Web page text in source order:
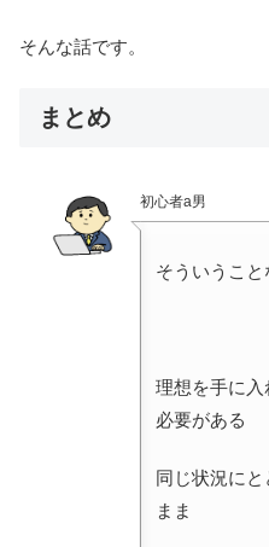
そんな話です。
まとめ
初心者a男
そういうこと
理想を手に
必要がある
同じ状況に
まま